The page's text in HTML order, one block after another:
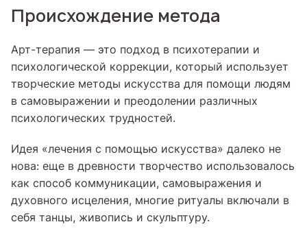
Происхождение метода
Арт-терапия — это подход в психотерапии и
психологической коррекции, который использует
творческие методы искусства для помощи людям
в самовыражении и преодолении различных
психологических трудностей.
Идея «лечения с помощью искусства» далеко не
нова: еще в древности творчество использовалось
как способ коммуникации, самовыражения и
духовного исцеления, многие ритуалы включали в
себя танцы, живопись и скульптуру.